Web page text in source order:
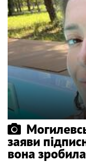
заяви
вона